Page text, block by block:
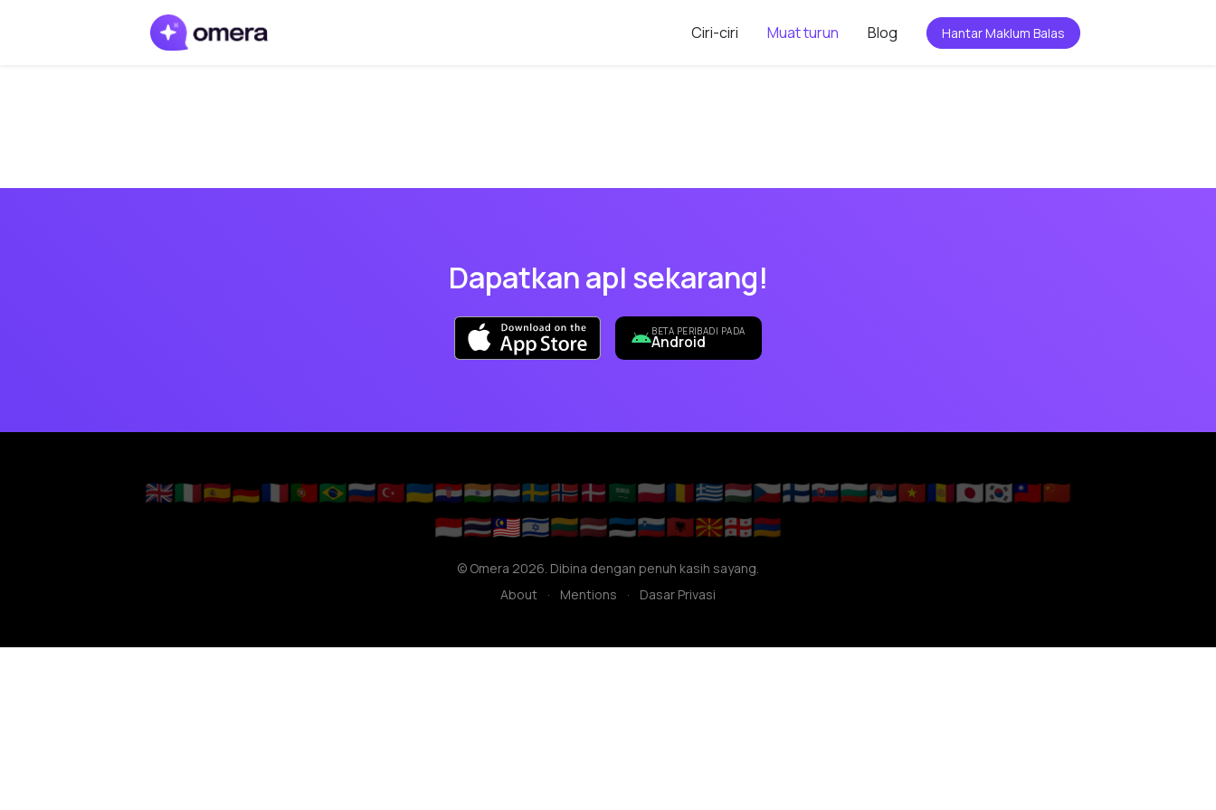
Ciri-ciri Muat turun Blog Hantar Maklum Balas
Dapatkan apl sekarang!
BETA PERIBADI PADA
Android
🇬🇧🇮🇹🇪🇸🇩🇪🇫🇷🇵🇹🇧🇷🇷🇺🇹🇷🇺🇦🇭🇷🇮🇳🇳🇱🇸🇪🇳🇴🇩🇰🇸🇦🇵🇱🇷🇴🇬🇷🇭🇺🇨🇿🇫🇮🇸🇰🇧🇬🇷🇸🇻🇳🇦🇩🇯🇵🇰🇷🇹🇼🇨🇳
🇮🇩🇹🇭🇲🇾🇮🇱🇱🇹🇱🇻🇪🇪🇸🇮🇦🇱🇲🇰🇬🇪🇦🇲
© Omera 2026. Dibina dengan penuh kasih sayang.
About
· Mentions · Dasar Privasi